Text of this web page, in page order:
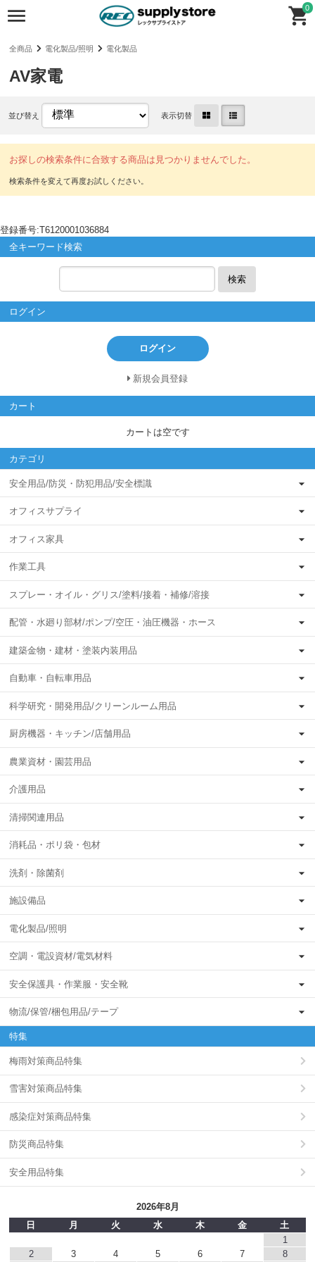
0
全商品 電化製品/照明 電化製品
AV家電
並び替え 表示切替
お探しの検索条件に合致する商品は見つかりませんでした。
登録番号:T6120001036884
全キーワード検索
検索
ログイン
ログイン
新規会員登録
カート
カートは空です
カテゴリ
安全用品/防災・防犯用品/安全標識
オフィスサプライ
オフィス家具
作業工具
スプレー・オイル・グリス/塗料/接着・補修/溶接
配管・水廻り部材/ポンプ/空圧・油圧機器・ホース
建築金物・建材・塗装内装用品
自動車・自転車用品
科学研究・開発用品/クリーンルーム用品
厨房機器・キッチン/店舗用品
農業資材・園芸用品
介護用品
清掃関連用品
消耗品・ポリ袋・包材
洗剤・除菌剤
施設備品
電化製品/照明
空調・電設資材/電気材料
安全保護具・作業服・安全靴
物流/保管/梱包用品/テープ
特集
梅雨対策商品特集
雪害対策商品特集
感染症対策商品特集
防災商品特集
安全用品特集
2026年8月
日
月 火 水 木 金
土
1
2
3 4 5 6 7 8